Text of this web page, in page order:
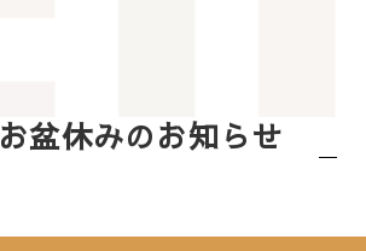
お盆休みのお知らせ